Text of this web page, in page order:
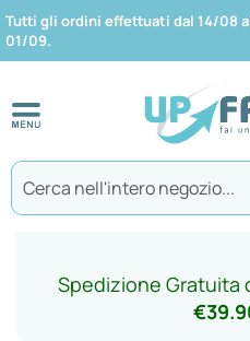
Tutti gli ordini effettuati dal 14/08
01/09.
Spedizione Gratuita